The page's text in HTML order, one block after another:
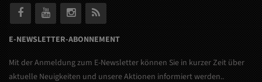
E-NEWSLETTER-ABONNEMENT
Mit der Anmeldung zum E-Newsletter können Sie in kurzer Zeit über
aktuelle Neuigkeiten und unsere Aktionen informiert werden..